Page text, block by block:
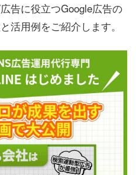
告に役立つGoogle広告の
活用例をご紹介します。